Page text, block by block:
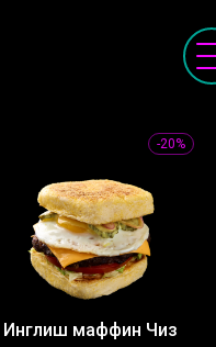
-20%
Инглиш маффин Чиз